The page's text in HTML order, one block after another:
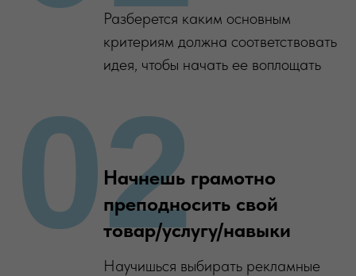
Разберется каким основным
критериям должна соответствовать
идея, чтобы начать ее воплощать
Начнешь грамотно
преподносить свой
товар/услугу/навыки
Научишься выбирать рекламные
02